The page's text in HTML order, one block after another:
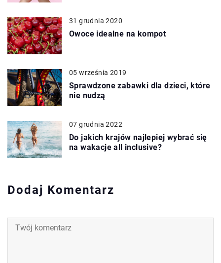
31 grudnia 2020
Owoce idealne na kompot
05 września 2019
Sprawdzone zabawki dla dzieci, które
nie nudzą
07 grudnia 2022
Do jakich krajów najlepiej wybrać się
na wakacje all inclusive?
Dodaj Komentarz